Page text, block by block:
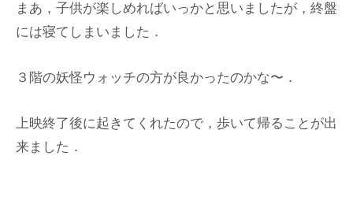
まあ，子供が楽しめればいっかと思いましたが，終盤
には寝てしまいました．
３階の妖怪ウォッチの方が良かったのかな〜．
上映終了後に起きてくれたので，歩いて帰ることが出
来ました．